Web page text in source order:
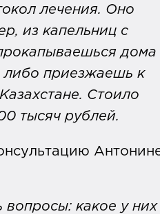
лечения. Оно
из капельниц с
дома
либо приезжаешь к
Стоило
тысяч рублей.
вопросы: какое у них